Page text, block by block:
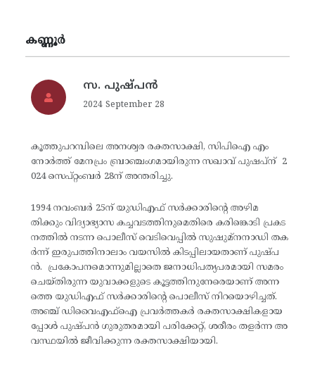
കണ്ണൂര്‍
സ. പുഷ്പൻ
2024 September 28
കൂത്തുപറമ്പിലെ അനശ്വര രക്തസാക്ഷി, സിപിഐ എം
നോര്‍ത്ത് മേനപ്രം ബ്രാഞ്ചംഗമായിരുന്ന സഖാവ് പുഷപ്ന് 2
024 സെപ്റ്റംബർ 28ന് അന്തരിച്ചു.
1994 നവംബർ 25‌ന് യുഡിഎഫ് സര്‍ക്കാരിന്റെ അഴിമ
തിക്കും വിദ്യാഭ്യാസ കച്ചവടത്തിനുമെതിരെ കരിങ്കൊടി പ്രകട
നത്തിൽ നടന്ന പൊലീസ് വെടിവെപ്പില്‍ സുഷുമ്നനാഡി തക
ര്‍ന്ന് ഇരുപത്തിനാലാം വയസില്‍ കിടപ്പിലായതാണ് പുഷ്പ
ന്‍. പ്രകോപനമൊന്നുമില്ലാതെ ജനാധിപത്യപരമായി സമരം
ചെയ്തിരുന്ന യുവാക്കളുടെ കൂട്ടത്തിനുനേരെയാണ്‌ അന്ന
ത്തെ യുഡിഎഫ്‌ സർക്കാരിന്റെ പൊലീസ്‌ നിറയൊഴിച്ചത്‌.
അഞ്ച്‌ ഡിവൈഎഫ്‌ഐ പ്രവർത്തകർ രക്തസാക്ഷികളായ
പ്പോൾ പുഷ്പൻ ഗുരുതരമായി പരിക്കേറ്റ്‌, ശരീരം തളർന്ന അ
വസ്ഥയിൽ ജീവിക്കുന്ന രക്തസാക്ഷിയായി.